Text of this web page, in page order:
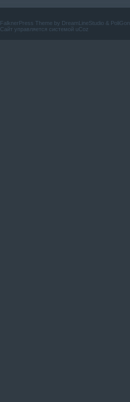
FalknerPress Theme by DreamLineStudio & PoliGon
Сайт управляется системой uCoz